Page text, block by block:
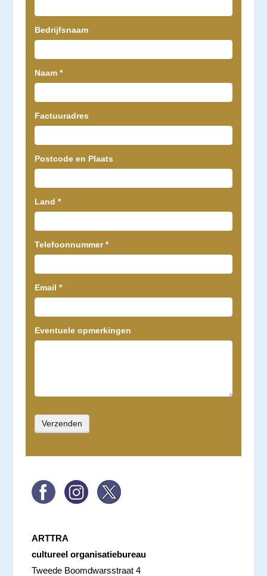
Bedrijfsnaam
Naam *
Factuuradres
Postcode en Plaats
Land *
Telefoonnummer*
Email *
Eventuele opmerkingen
ARTTRA
cultureel organisatiebureau
Tweede Boomdwarsstraat 4